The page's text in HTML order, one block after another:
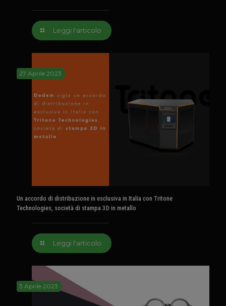
Leggi l'articolo
27 Aprile 2023
Un accordo di distribuzione in esclusiva in Italia con Tritone
Technologies, società di stampa 3D in metallo
Leggi l'articolo
3 Aprile 2023